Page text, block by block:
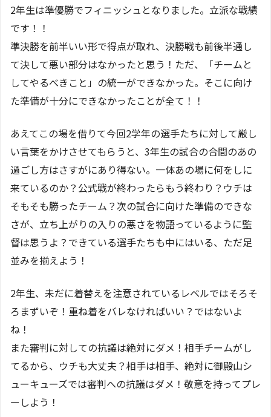
2年生は準優勝でフィニッシュとなりました。立派な戦績
です！！
準決勝を前半いい形で得点が取れ、決勝戦も前後半通し
て決して悪い部分はなかったと思う！ただ、「チームと
してやるべきこと」の統一ができなかった。そこに向け
た準備が十分にできなかったことが全て！！
あえてこの場を借りて今回2学年の選手たちに対して厳し
い言葉をかけさせてもらうと、3年生の試合の合間のあの
過ごし方はさすがにあり得ない。一体あの場に何をしに
来ているのか？公式戦が終わったらもう終わり？ウチは
そもそも勝ったチーム？次の試合に向けた準備のできな
さが、立ち上がりの入りの悪さを物語っているように監
督は思うよ？できている選手たちも中にはいる、ただ足
並みを揃えよう！
2年生、未だに着替えを注意されているレベルではそろそ
ろまずいぞ！重ね着をバレなければいい？ではないよ
ね！
また審判に対しての抗議は絶対にダメ！相手チームがし
てるから、ウチも大丈夫？相手は相手、絶対に御殿山シ
ューキューズでは審判への抗議はダメ！敬意を持ってプレ
ーしよう！